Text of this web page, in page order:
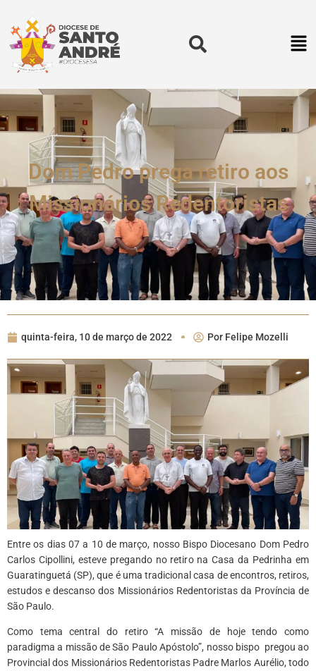
Dom Pedro prega retiro aos
Missionários Redentoristas
quinta-feira, 10 de março de 2022 Por Felipe Mozelli
Entre os dias 07 a 10 de março, nosso Bispo Diocesano Dom Pedro
Carlos Cipollini, esteve pregando no retiro na Casa da Pedrinha em
Guaratinguetá (SP), que é uma tradicional casa de encontros, retiros,
estudos e descanso dos Missionários Redentoristas da Província de
São Paulo.
Como tema central do retiro “A missão de hoje tendo como
paradigma a missão de São Paulo Apóstolo”, nosso bispo pregou ao
Provincial dos Missionários Redentoristas Padre Marlos Aurélio, todo